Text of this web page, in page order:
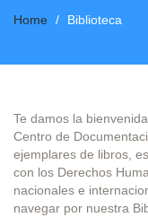
Home / Biblioteca
Te damos la
Centro de
ejemplares de libros,
con los Derechos
nacionales e
navegar por nuestra